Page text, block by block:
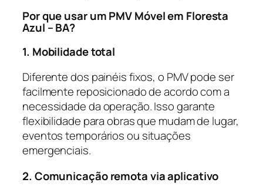
Por que usar um PMV Móvel em Floresta
Azul – BA?
1. Mobilidade total
Diferente dos painéis fixos, o PMV pode ser
facilmente reposicionado de acordo com a
necessidade da operação. Isso garante
flexibilidade para obras que mudam de lugar,
eventos temporários ou situações
emergenciais.
2. Comunicação remota via aplicativo